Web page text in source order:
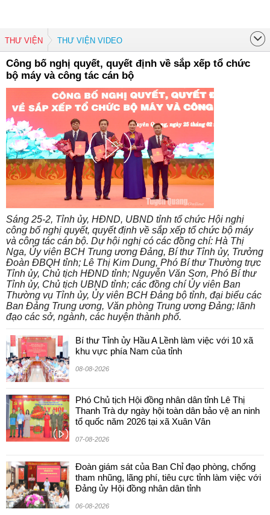
THƯ VIỆN THƯ VIỆN VIDEO
Công bố nghị quyết, quyết định về sắp xếp tổ chức
bộ máy và công tác cán bộ
Sáng 25-2, Tỉnh ủy, HĐND, UBND tỉnh tổ chức Hội nghị
công bố nghị quyết, quyết định về sắp xếp tổ chức bộ máy
và công tác cán bộ. Dự hội nghị có các đồng chí: Hà Thị
Nga, Ủy viên BCH Trung ương Đảng, Bí thư Tỉnh ủy, Trưởng
Đoàn ĐBQH tỉnh; Lê Thị Kim Dung, Phó Bí thư Thường trực
Tỉnh ủy, Chủ tịch HĐND tỉnh; Nguyễn Văn Sơn, Phó Bí thư
Tỉnh ủy, Chủ tịch UBND tỉnh; các đồng chí Ủy viên Ban
Thường vụ Tỉnh ủy, Ủy viên BCH Đảng bộ tỉnh, đại biểu các
Ban Đảng Trung ương, Văn phòng Trung ương Đảng; lãnh
đạo các sở, ngành, các huyện thành phố.
Bí thư Tỉnh ủy Hầu A Lềnh làm việc với 10 xã
khu vực phía Nam của tỉnh
08-08-2026
Phó Chủ tịch Hội đồng nhân dân tỉnh Lê Thị
Thanh Trà dự ngày hội toàn dân bảo vệ an ninh
tổ quốc năm 2026 tại xã Xuân Vân
07-08-2026
Đoàn giám sát của Ban Chỉ đạo phòng, chống
tham nhũng, lãng phí, tiêu cực tỉnh làm việc với
Đảng ủy Hội đồng nhân dân tỉnh
06-08-2026